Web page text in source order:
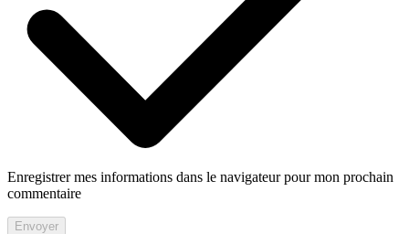
Enregistrer mes informations dans le navigateur pour mon prochain
commentaire
Envoyer